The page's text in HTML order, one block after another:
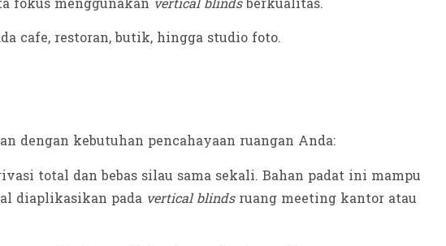
fokus menggunakan vertical blindsberkualitas.
cafe, restoran, butik, hingga studio foto.
dengan kebutuhan pencahayaan ruangan Anda:
total dan bebas silau sama sekali. Bahan padat ini mampu
diaplikasikan pada vertical blindsruang meeting kantor atau